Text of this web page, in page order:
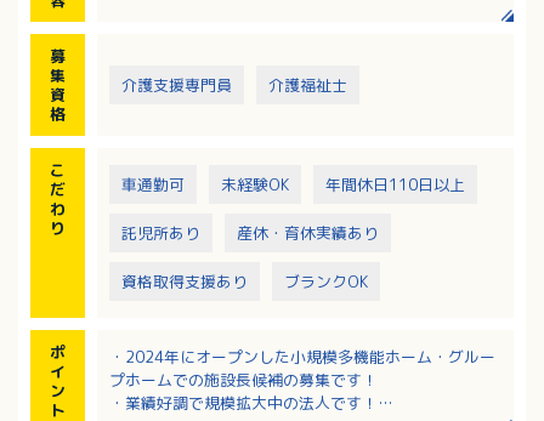
・利用者、家族への対応
募
集
資
格
介護支援専門員 介護福祉士
こ
だ
わ
り
車通勤可 未経験OK 年間休日110日以上
託児所あり 産休・育休実績あり
資格取得支援あり ブランクOK
ポ
イ
ン
ト
・2024年にオープンした小規模多機能ホーム・グルー
プホームでの施設長候補の募集です！
・業績好調で規模拡大中の法人です！